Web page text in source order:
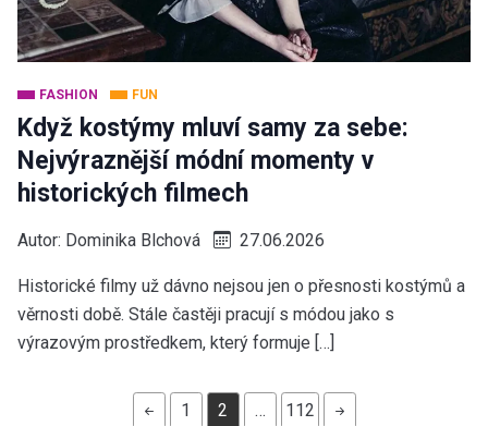
FASHION FUN
Když kostýmy mluví samy za sebe:
Nejvýraznější módní momenty v
historických filmech
Autor: Dominika Blchová 27.06.2026
Historické filmy už dávno nejsou jen o přesnosti kostýmů a
věrnosti době. Stále častěji pracují s módou jako s
výrazovým prostředkem, který formuje […]
1 2 … 112